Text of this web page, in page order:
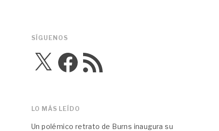
SÍGUENOS
X FacebookFeed
RSS
LO MÁS LEÍDO
Un polémico retrato de Burns inaugura su